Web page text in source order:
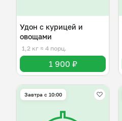
Удон с курицей и
овощами
1,2 кг ≈ 4 порц.
1 900 ₽
Завтра c 10:00